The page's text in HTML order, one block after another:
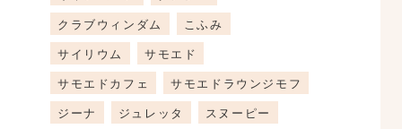
クラブウィンダム
こふみ
サイリウム
サモエド
サモエドカフェ
サモエドラウンジモフ
ジーナ
ジュレッタ
スヌーピー